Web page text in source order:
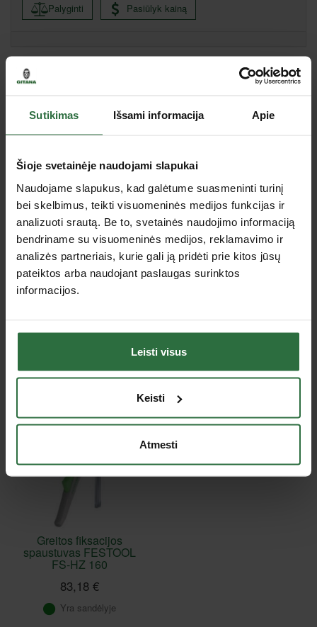
Sutikimas Išsami informacija Apie
Šioje svetainėje naudojami slapukai
Naudojame slapukus, kad galėtume suasmeninti turinį
bei skelbimus, teikti visuomeninės medijos funkcijas ir
analizuoti srautą. Be to, svetainės naudojimo informaciją
bendriname su visuomeninės medijos, reklamavimo ir
analizės partneriais, kurie gali ją pridėti prie kitos jūsų
pateiktos arba naudojant paslaugas surinktos
informacijos.
Leisti visus
Keisti
Atmesti
Palyginti Pasiūlyk kainą
Kaunas, Pramonės pr. 63, Kaunas
Marijampolė, Gamyklų g. 9, Marijampolė
Utena, J. Basanavičiaus g. 133, Utena
Tauragė, Gedimino g. 46 A, Tauragė
Tipas
Spaustuvai metalui / Spaustuvai liniuotėms
Užspaudimo plotis
160 mm
Jus dominančios panašios prekės
Peržiūrėtos prekės
Greitos fiksacijos
spaustuvas FESTOOL
FS-HZ 160
83,18 €
Yra sandėlyje